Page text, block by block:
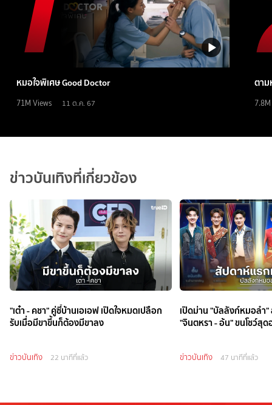
หมอใจพิเศษ Good Doctor
71M Views 11 ต.ค. 67
ตาม
7.8M
ข่าวบันเทิงที่เกี่ยวข้อง
"เต๋า - คชา" คู่ซี้บ้านเอเอฟ เปิดใจหมดเปลือก
รับเมื่อมีขาขึ้นก็ต้องมีขาลง
ข่าวบันเทิง 22 นาทีที่แล้ว
เปิดม่าน "บัลลังก์หมอลำ
"จินตหรา - อ้น" ขนโชว์สุด
ข่าวบันเทิง 47 นาทีที่แล้ว